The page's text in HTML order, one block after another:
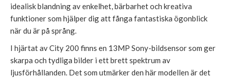
idealisk blandning av enkelhet, bärbarhet och kreativa
funktioner som hjälper dig att fånga fantastiska ögonblick
när du är på språng.
I hjärtat av City 200 finns en 13MP Sony-bildsensor som ger
skarpa och tydliga bilder i ett brett spektrum av
ljusförhållanden. Det som utmärker den här modellen är det